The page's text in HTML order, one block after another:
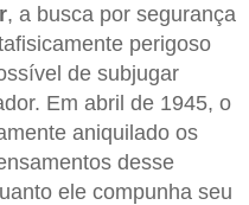
, a busca por segurança
perigoso
de subjugar
Em abril de 1945, o
aniquilado os
desse
ele compunha seu